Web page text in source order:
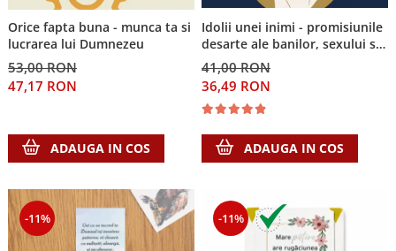
Orice fapta buna - munca ta si
lucrarea lui Dumnezeu
53,00 RON
47,17 RON
ADAUGA IN COS
Idolii unei inimi - promisiunile
desarte ale banilor, sexului si
puterii si Singura Nadejde care
conteaza
41,00 RON
36,49 RON
ADAUGA IN COS
-11% -11%